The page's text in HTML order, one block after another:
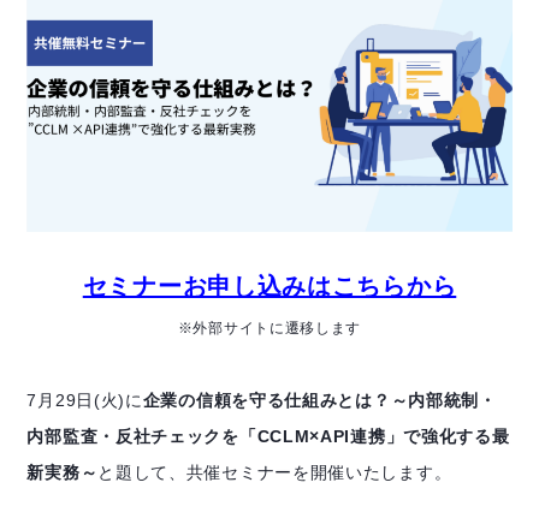
セミナーお申し込みはこちらから
※外部サイトに遷移します
7月29日(火)に企業の信頼を守る仕組みとは？～内部統制・
内部監査・反社チェックを「CCLM×API連携」で強化する最
新実務～ と題して、共催セミナーを開催いたします。